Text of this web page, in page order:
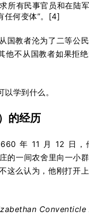
所有民事官员和在陆
任何变体”。[4]
国教者沦为了二等公
不从国教者如果拒
学到什么。
的经历
年 11 月 12 日
一间农舍里向一小
么认为，他刚打开
Conventicle